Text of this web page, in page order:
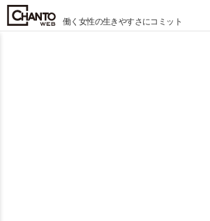
働く女性の生きやすさにコミット